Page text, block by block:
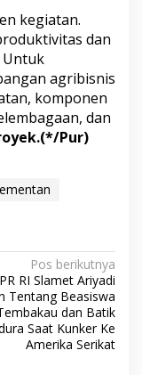
kegiatan.
dan
Untuk
agribisnis
komponen
dan
Pur)
Pos berikutnya
RI Slamet Ariyadi
Tentang Beasiswa
dan Batik
Saat Kunker Ke
Amerika Serikat